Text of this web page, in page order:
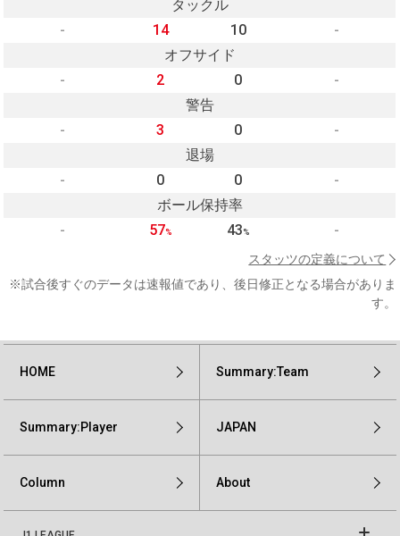
タックル
-
14 10
-
オフサイド
-
2 0
-
警告
-
3 0
-
退場
-
0 0
-
ボール保持率
-
57% 43% -
スタッツの定義について
※試合後すぐのデータは速報値であり、後日修正となる場合がありま
す。
HOME Summary:Team
Summary:Player JAPAN
Column About